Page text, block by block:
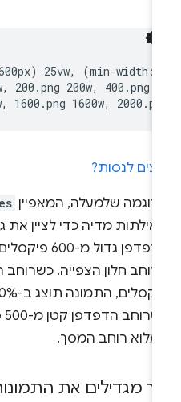
600px) 25vw, (min-width:
200.png 200w, 400.png
לנסות?
שלמעלה, המאפיין sizes
מדיה כדי לציין את
כשרוחב
רוחב המסך.
מגדילים את התמונות